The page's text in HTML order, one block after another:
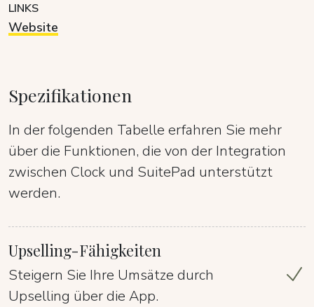
LINKS
Website
Spezifikationen
In der folgenden Tabelle erfahren Sie mehr
über die Funktionen, die von der Integration
zwischen Clock und SuitePad unterstützt
werden.
Upselling-Fähigkeiten
Steigern Sie Ihre Umsätze durch
Upselling über die App.